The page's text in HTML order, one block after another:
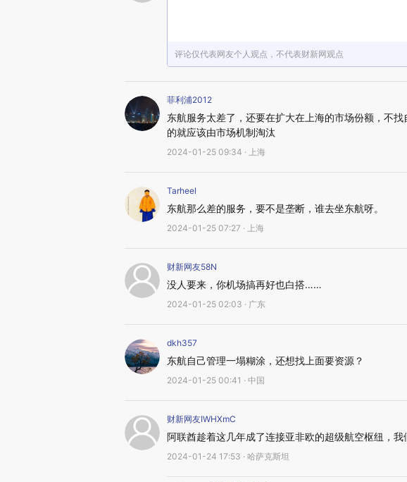
评论仅代表网友个人观点，不代表财新网观点
菲利浦2012
东航服务太差了，还要在扩大在上海的市场份额，不
的就应该由市场机制淘汰
2024-01-25 09:34 · 上海
Tarheel
东航那么差的服务，要不是垄断，谁去坐东航呀。
2024-01-25 07:27 · 上海
财新网友58N
没人要来，你机场搞再好也白搭……
2024-01-25 02:03 · 广东
dkh357
东航自己管理一塌糊涂，还想找上面要资源？
2024-01-25 00:41 · 中国
财新网友IWHXmC
阿联酋趁着这几年成了连接亚非欧的超级航空枢纽，
2024-01-24 17:53 · 哈萨克斯坦